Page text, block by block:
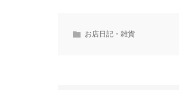
お店日記・雑貨